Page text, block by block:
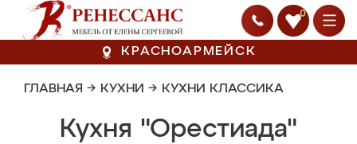
0
КРАСНОАРМЕЙСК
ГЛАВНАЯ → КУХНИ → КУХНИ КЛАССИКА
Кухня "Орестиада"